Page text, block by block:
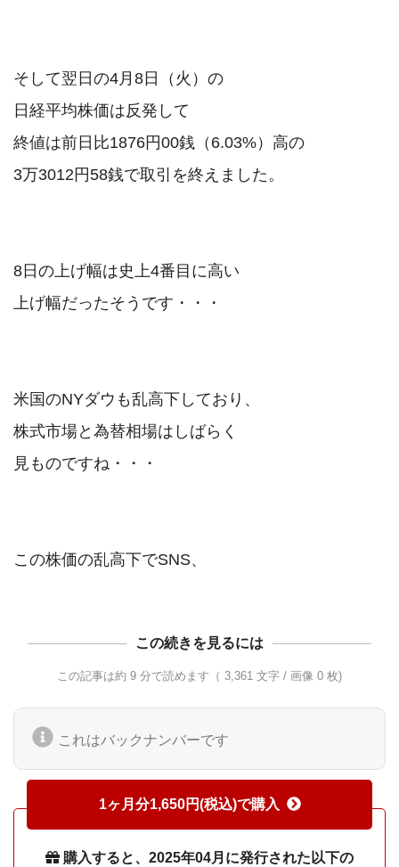
そして翌日の4月8日（火）の
日経平均株価は反発して
終値は前日比1876円00銭（6.03%）高の
3万3012円58銭で取引を終えました。
8日の上げ幅は史上4番目に高い
上げ幅だったそうです・・・
米国のNYダウも乱高下しており、
株式市場と為替相場はしばらく
見ものですね・・・
この続きを見るには
この記事は約 9 分で読めます（ 3,361 文字 / 画像 0 枚)
これはバックナンバーです
1ヶ月分1,650円(税込)で購入
購入すると、2025年04月に発行された以下の